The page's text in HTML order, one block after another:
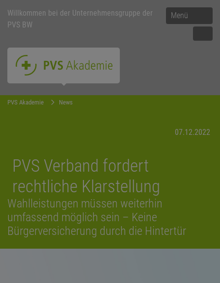
Menü
Willkommen bei der Unternehmensgruppe der
PVS BW
PVS Akademie News
07.12.2022
PVS Verband fordert
rechtliche Klarstellung
Wahlleistungen müssen weiterhin
umfassend möglich sein – Keine
Bürgerversicherung durch die Hintertür